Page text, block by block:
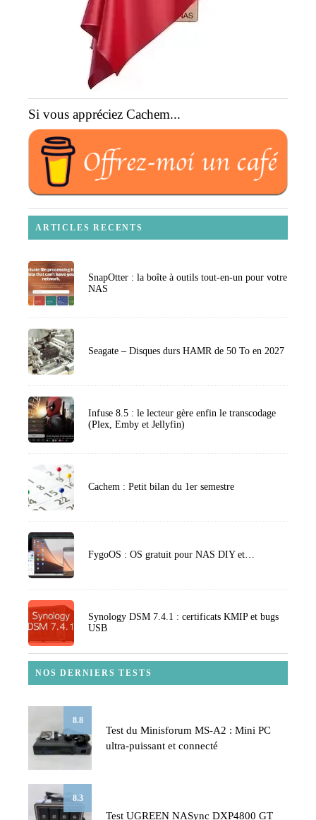
Si vous appréciez Cachem...
ARTICLES RECENTS
SnapOtter : la boîte à outils tout-en-un pour votre
NAS
Seagate – Disques durs HAMR de 50 To en 2027
Infuse 8.5 : le lecteur gère enfin le transcodage
(Plex, Emby et Jellyfin)
Cachem : Petit bilan du 1er semestre
FygoOS : OS gratuit pour NAS DIY et…
Synology DSM 7.4.1 : certificats KMIP et bugs
USB
NOS DERNIERS TESTS
8.8
Test du Minisforum MS-A2 : Mini PC
ultra-puissant et connecté
8.3
Test UGREEN NASync DXP4800 GT